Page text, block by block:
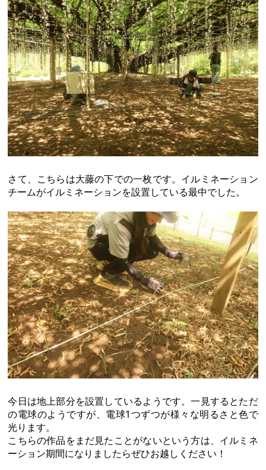
さて、こちらは大藤の下での一枚です。イルミネーション
チームがイルミネーションを設置している最中でした。
今日は地上部分を設置しているようです。一見するとただ
の電球のようですが、電球1つずつが様々な明るさと色で
光ります。
こちらの作品をまだ見たことがないという方は、イルミネ
ーション期間になりましたらぜひお越しください！